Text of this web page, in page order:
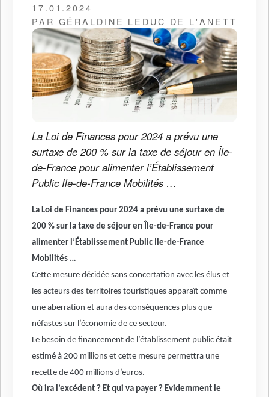
17.01.2024
PAR GÉRALDINE LEDUC DE L'ANETT
La Loi de Finances pour 2024 a prévu une
surtaxe de 200 % sur la taxe de séjour en Île-
de-France pour alimenter l’Établissement
Public Ile-de-France Mobilités …
La Loi de Finances pour 2024 a prévu une surtaxe de
200 % sur la taxe de séjour en Île-de-France pour
alimenter l’Établissement Public Ile-de-France
Mobilités …
Cette mesure décidée sans concertation avec les élus et
les acteurs des territoires touristiques apparaît comme
une aberration et aura des conséquences plus que
néfastes sur l’économie de ce secteur.
Le besoin de financement de l’établissement public était
estimé à 200 millions et cette mesure permettra une
recette de 400 millions d’euros.
Où ira l’excédent ? Et qui va payer ? Evidemment le